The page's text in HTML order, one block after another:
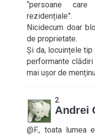
“persoane
rezidențiale”.
Nicidecum doar
de proprietate.
Și da, locuințele
performante clădiri
mai ușor de
Andrei
@F., toata lumea